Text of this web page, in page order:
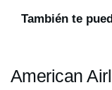
También te
American